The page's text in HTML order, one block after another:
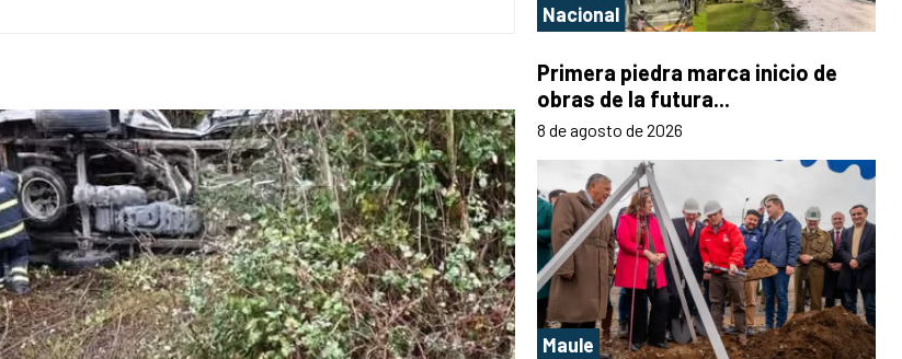
Nacional
Primera piedra marca inicio de
obras de la futura...
8 de agosto de 2026
Maule